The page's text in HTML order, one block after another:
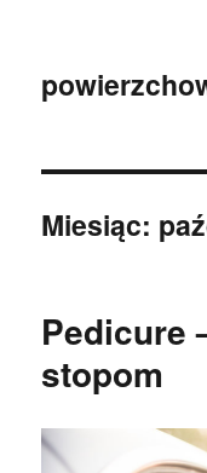
Miesiąc:
Pedicure
stopom